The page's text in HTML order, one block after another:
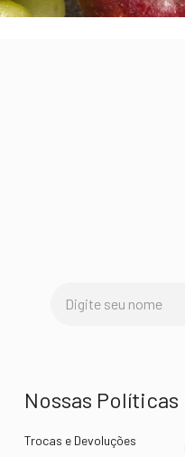
Nossas Políticas
Trocas e Devoluções